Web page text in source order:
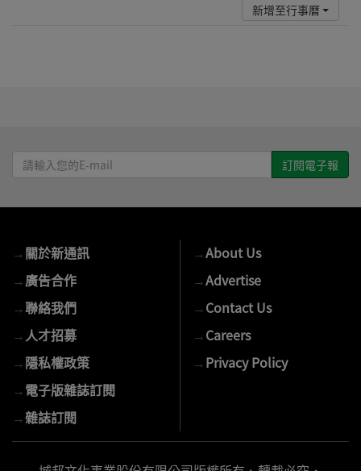
新增至行事曆
請
輸
E-
mail
→關於新通訊
→廣告合作
→聯絡我們
→ 人才招募
→隱私權政策
→電子版雜誌訂閱
→雜誌訂閱
→About Us
→Advertise
→Contact Us
→Careers
→Privacy Policy